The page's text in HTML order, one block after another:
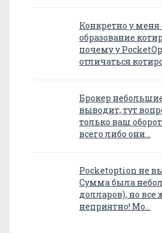
Конкретно у меня
образование
почему у
отличаться
Брокер
выводит, тут
только ваш
всего либо они…
Pocketoption не
Сумма была
долларов), но все
неприятно! Мо…